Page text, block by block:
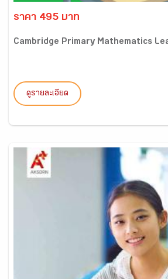
ราคา 495 บาท
Cambridge Primary Mathematics
ดูรายละเอียด